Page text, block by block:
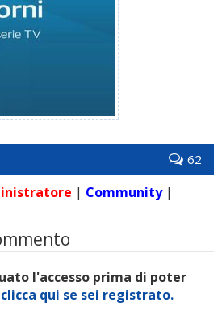
62
| Community|
l'accesso prima di poter
clicca qui se sei registrato.